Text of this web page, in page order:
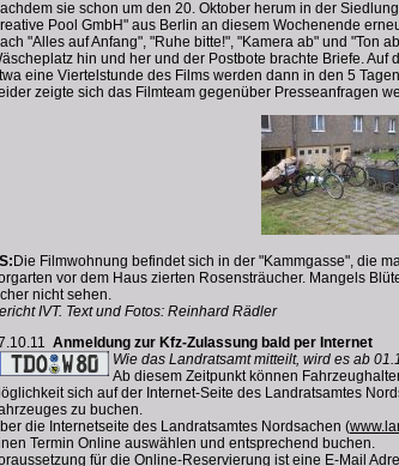
sie schon um den 20. Oktober herum in der
Pool GmbH" aus Berlin an diesem Wochenende
"Alles auf Anfang", "Ruhe bitte!", "Kamera ab" und "Ton
hin und her und der Postbote brachte Briefe.
eine Viertelstunde des Films werden dann in den 5
zeigte sich das Filmteam gegenüber Presseanfragen
Die Filmwohnung befindet sich in der "Kammgasse", die
vor dem Haus zierten Rosensträucher. Mangels
nicht sehen.
IVT. Text und Fotos: Reinhard Rädler
Anmeldung zur Kfz-Zulassung bald per Internet
Wie das Landratsamt mitteilt, wird es ab
Ab diesem Zeitpunkt können
sich auf der Internet-Seite des Landratsamtes
zu buchen.
die Internetseite des Landratsamtes Nordsachen (
Termin Online auswählen und entsprechend buchen.
für die Online-Reservierung ist eine E-Mail